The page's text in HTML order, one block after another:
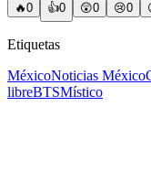
🔥0 👍0 😲0 😢0
Etiquetas
MéxicoNoticias México
libreBTSMístico